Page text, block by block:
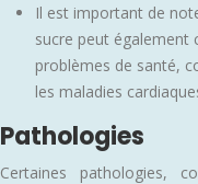
Il est important de
sucre peut également
problèmes de santé,
les maladies
Pathologies
Certaines pathologies,